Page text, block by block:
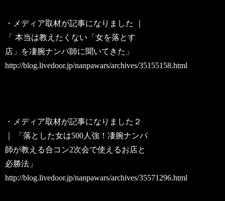
・メディア取材が記事になりました ｜
「 本当は教えたくない「女を落とす
店」を凄腕ナンパ師に聞いてきた」
http://blog.livedoor.jp/nanpawars/archives/35155158.html
・メディア取材が記事になりました２
｜ 「落とした女は500人強！凄腕ナンパ
師が教える合コン2次会で使えるお店と
必勝法」
http://blog.livedoor.jp/nanpawars/archives/35571296.html